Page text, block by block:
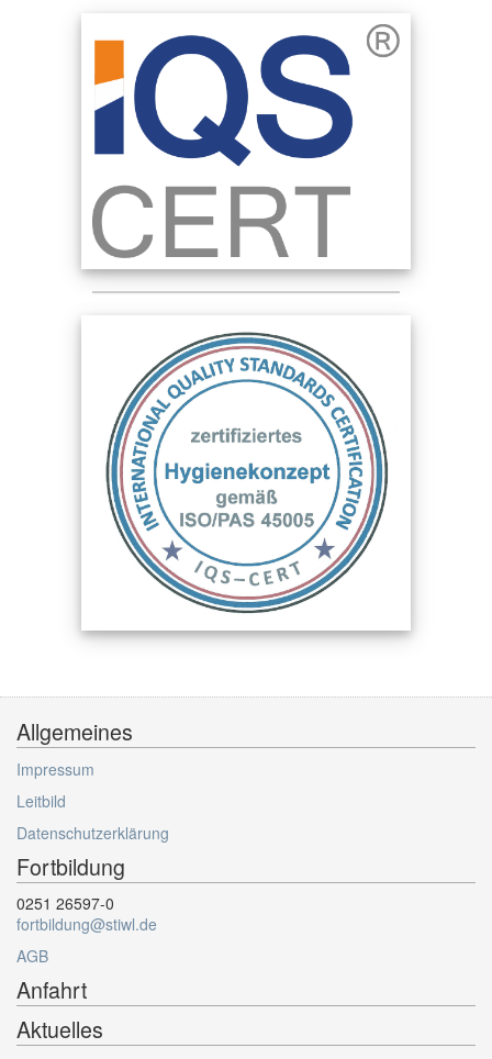
Allgemeines
Impressum
Leitbild
Datenschutzerklärung
Fortbildung
0251 26597-0
fortbildung@stiwl.de
AGB
Anfahrt
Aktuelles